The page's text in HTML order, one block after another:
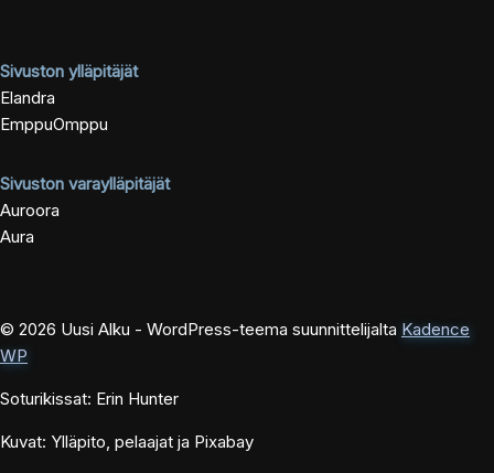
Sivuston ylläpitäjät
Elandra
EmppuOmppu
Sivuston varaylläpitäjät
Auroora
Aura
© 2026 Uusi Alku - WordPress-teema suunnittelijalta Kadence
WP
Soturikissat: Erin Hunter
Kuvat: Ylläpito, pelaajat ja Pixabay